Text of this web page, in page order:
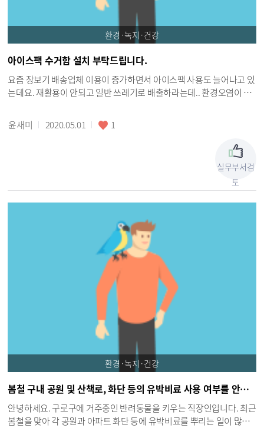
환경·녹지·건강
아이스팩 수거함 설치 부탁드립니다.
요즘 장보기 배송업체 이용이 증가하면서 아이스팩 사용도 늘어나고 있
는데요. 재활용이 안되고 일반 쓰레기로 배출하라는데.. 환경오염이 걱
하는데 경쟁률도 높고 수거가 쉽지 않습니다. 각 동사무소 앞에 아이스
팩 수거함을 만들어 수거하는 것을 어떨까요? 상시 실시가 어렵다면, 코
로나 사태로 인해 요즘 냉동 및 냉장 배송이 이전보다 훨씬 늘어난 상황
이니 일시적(5~6월 혹은 코로나 사태 종식후)으로라도 설치해 주시면
윤새미 2020.05.01 1
실무부서검
토
환경·녹지·건강
봄철 구내 공원 및 산책로, 화단 등의 유박비료 사용 여부를 안내해주세요.
안녕하세요. 구로구에 거주중인 반려동물을 키우는 직장인입니다. 최근
봄철을 맞아 각 공원과 아파트 화단 등에 유박비료를 뿌리는 일이 많아